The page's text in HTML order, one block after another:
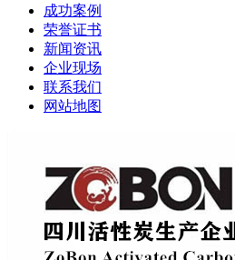
成功案例
荣誉证书
新闻资讯
企业现场
联系我们
网站地图